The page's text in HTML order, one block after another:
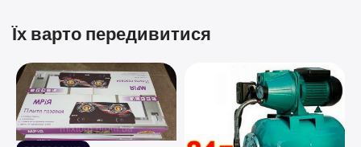
Їх варто передивитися